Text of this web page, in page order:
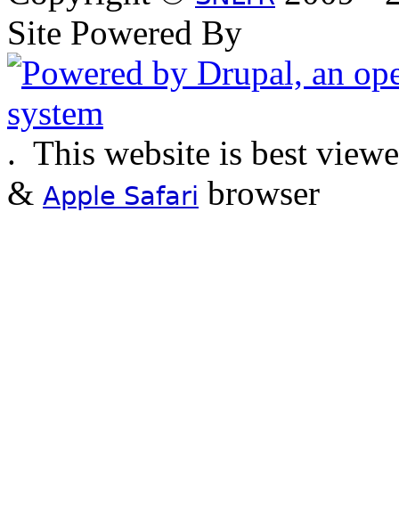
Site Powered By
. This website is best
& Apple Safari browser